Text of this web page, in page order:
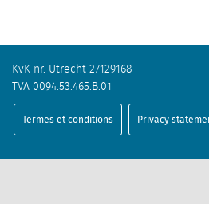
KvK nr. Utrecht 27129168
TVA 0094.53.465.B.01
Termes et conditions Privacy